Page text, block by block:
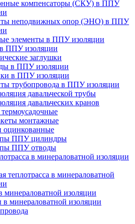
компенсаторы (СКУ) в ППУ
неподвижных опор (ЭНО) в ППУ
элементы в ППУ изоляции
ППУ изоляции
заглушки
в ППУ изоляции
в ППУ изоляции
трубопровода в ППУ изоляции
давальческой трубы
давальческих кранов
монтажные
оцинкованные
ППУ цилиндры
ППУ отводы
в минераловатной изоляции
теплотрасса в минераловатной
минераловатной изоляции
минераловатной изоляции